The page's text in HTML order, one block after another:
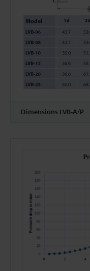
Dimensions LVB-A/P